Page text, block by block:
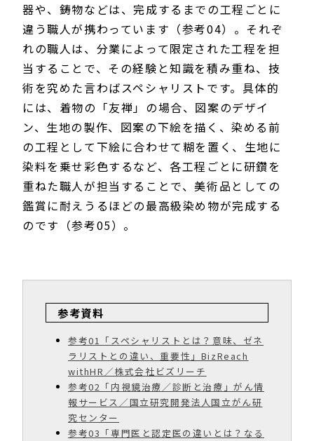
器や、鋳物などは、完成するまでの工程ごとに
違う職人が携わっています（参考04）。それぞ
れの職人は、分業によって限定された工程を担
当することで、その経験と知識を積み重ね、技
術を究めた言わばスペシャリストです。具体的
には、着物の「友禅」の場合、図案のデザイ
ン、生地の製作、図案の下絵を描く、染める前
の工程として下絵に合わせて糊を置く、生地に
染料を乗せ彩色するなど、各工程ごとに研鑽を
重ねた職人が担当することで、美術品としての
鑑賞に耐えうるほどの最高級染め物が完成する
のです（参考05）。
参考資料
参考01「スペシャリストとは？意味、ゼネ
ラリストとの違い、重要性」BizReach
withHR／株式会社ビズリーチ
参考02「内視鏡治療／診断と治療」がん情
報サービス／国立研究開発法人国立がん研
究センター
参考03「専門医と認定医の違いとは？なる